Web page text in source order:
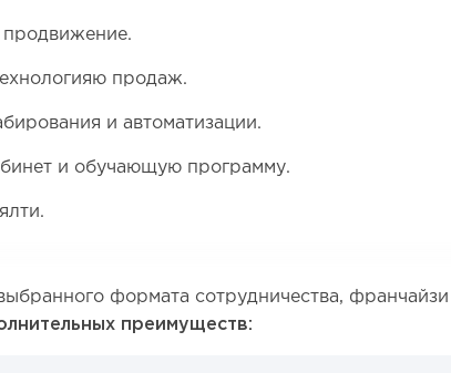
продвижение.
продаж.
и автоматизации.
и обучающую программу.
формата сотрудничества, франчайзи
преимуществ: